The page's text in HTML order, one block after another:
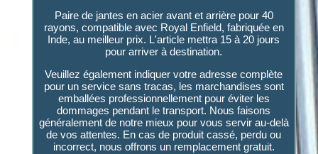
Paire de jantes en acier avant et arrière pour 40
rayons, compatible avec Royal Enfield, fabriquée en
Inde, au meilleur prix. L'article mettra 15 à 20 jours
pour arriver à destination.
Veuillez également indiquer votre adresse complète
pour un service sans tracas, les marchandises sont
emballées professionnellement pour éviter les
dommages pendant le transport. Nous faisons
généralement de notre mieux pour vous servir au-delà
de vos attentes. En cas de produit cassé, perdu ou
incorrect, nous offrons un remplacement gratuit.